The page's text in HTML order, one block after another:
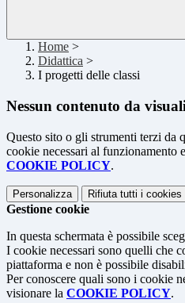
Home >
Didattica >
I progetti delle classi
Nessun contenuto da
Questo sito o gli strumenti terzi da
cookie necessari al
COOKIE POLICY.
Personalizza Rifiuta tutti i cookies
Gestione cookie
In questa schermata è possibile
I cookie necessari sono quelli che
piattaforma e non è possibile
Per conoscere quali sono i cookie
visionare la COOKIE POLICY.